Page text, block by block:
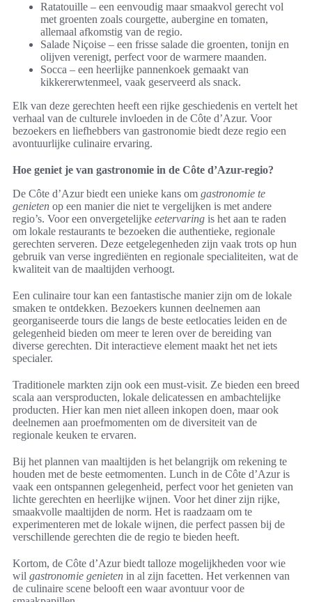
Ratatouille – een eenvoudig maar smaakvol gerecht vol
met groenten zoals courgette, aubergine en tomaten,
allemaal afkomstig van de regio.
Salade Niçoise – een frisse salade die groenten, tonijn en
olijven verenigt, perfect voor de warmere maanden.
Socca – een heerlijke pannenkoek gemaakt van
kikkererwtenmeel, vaak geserveerd als snack.
Elk van deze gerechten heeft een rijke geschiedenis en vertelt het
verhaal van de culturele invloeden in de Côte d’Azur. Voor
bezoekers en liefhebbers van gastronomie biedt deze regio een
avontuurlijke culinaire ervaring.
Hoe geniet je van gastronomie in de Côte d’Azur-regio?
De Côte d’Azur biedt een unieke kans om gastronomie te
genieten op een manier die niet te vergelijken is met andere
regio’s. Voor een onvergetelijke eetervaring is het aan te raden
om lokale restaurants te bezoeken die authentieke, regionale
gerechten serveren. Deze eetgelegenheden zijn vaak trots op hun
gebruik van verse ingrediënten en regionale specialiteiten, wat de
kwaliteit van de maaltijden verhoogt.
Een culinaire tour kan een fantastische manier zijn om de lokale
smaken te ontdekken. Bezoekers kunnen deelnemen aan
georganiseerde tours die langs de beste eetlocaties leiden en de
gelegenheid bieden om meer te leren over de bereiding van
diverse gerechten. Dit interactieve element maakt het net iets
specialer.
Traditionele markten zijn ook een must-visit. Ze bieden een breed
scala aan versproducten, lokale delicatessen en ambachtelijke
producten. Hier kan men niet alleen inkopen doen, maar ook
deelnemen aan proefmomenten om de diversiteit van de
regionale keuken te ervaren.
Bij het plannen van maaltijden is het belangrijk om rekening te
houden met de beste eetmomenten. Lunch in de Côte d’Azur is
vaak een ontspannen gelegenheid, perfect voor het genieten van
lichte gerechten en heerlijke wijnen. Voor het diner zijn rijke,
smaakvolle maaltijden de norm. Het is raadzaam om te
experimenteren met de lokale wijnen, die perfect passen bij de
verschillende gerechten die de regio te bieden heeft.
Kortom, de Côte d’Azur biedt talloze mogelijkheden voor wie
wil gastronomie genieten in al zijn facetten. Het verkennen van
de culinaire scene belooft een waar avontuur voor de